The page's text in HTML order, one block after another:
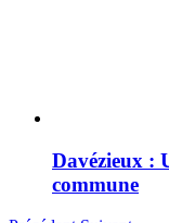
Davézieux :
commune